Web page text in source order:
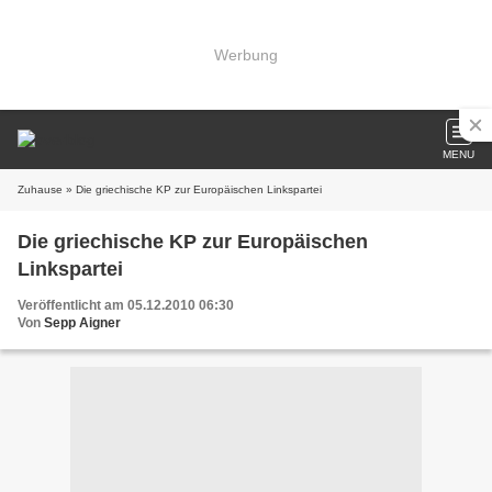
Werbung
MENU
Zuhause » Die griechische KP zur Europäischen Linkspartei
Die griechische KP zur Europäischen
Linkspartei
Veröffentlicht am 05.12.2010 06:30
Von Sepp Aigner